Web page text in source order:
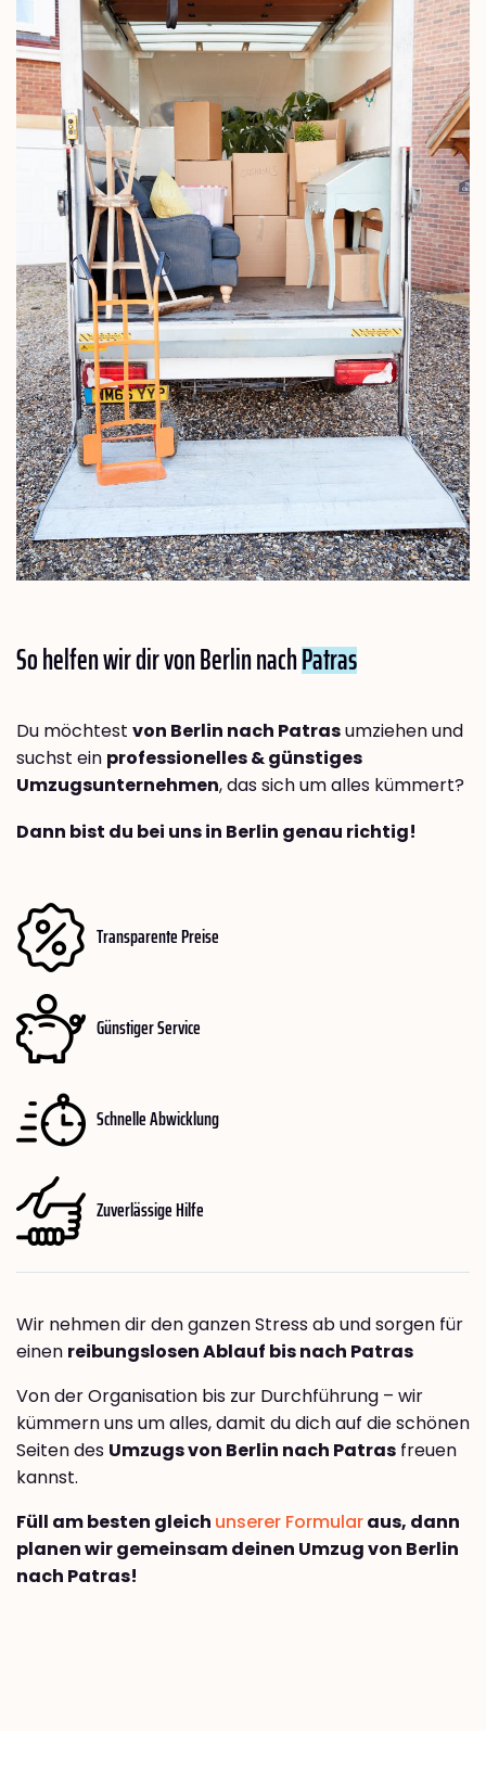
So helfen wir dir von Berlin nachPatras
Du möchtest von Berlin nach Patrasumziehen und
suchst ein professionelles & günstiges
Umzugsunternehmen, das sich um alles kümmert?
Dann bist du bei uns in Berlin genau richtig!
Transparente Preise
Günstiger Service
Schnelle Abwicklung
Zuverlässige Hilfe
Wir nehmen dir den ganzen Stress ab und sorgen für
einen reibungslosen Ablauf bis nach Patras
Von der Organisation bis zur Durchführung – wir
kümmern uns um alles, damit du dich auf die schönen
Seiten des Umzugs von Berlin nach Patras freuen
kannst.
Füll am besten gleich unserer Formularaus, dann
planen wir gemeinsam deinen Umzug von Berlin
nach Patras!